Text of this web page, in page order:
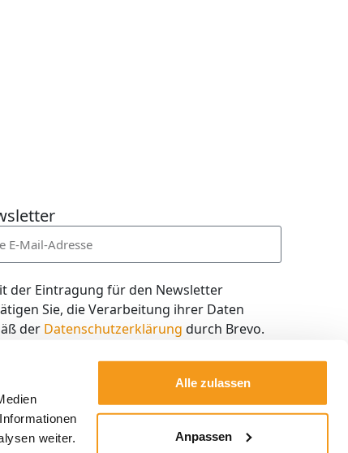
weiter.
Alle zulassen
Anpassen
der Eintragung für den Newsletter
Sie, die Verarbeitung ihrer Daten
der Datenschutzerklärung durch Brevo.
ich jederzeit mit dem Link im Newsletter
Kostenlos abonnieren